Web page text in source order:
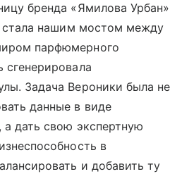
бренда «Ямилова Урбан»
стала нашим мостом между
парфюмерного
сгенерировала
Задача Вероники была не
данные в виде
дать свою экспертную
в
и добавить ту